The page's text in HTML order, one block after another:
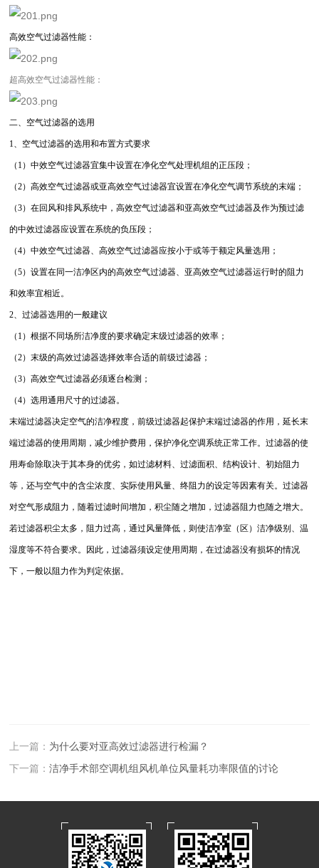
高效空气过滤器性能：
超高效空气过滤器性能：
二、空气过滤器的选用
1、空气过滤器的选用和布置方式要求
（1）中效空气过滤器宜集中设置在净化空气处理机组的正压段；
（2）高效空气过滤器或亚高效空气过滤器宜设置在净化空气调节系统的末端；
（3）在回风和排风系统中，高效空气过滤器和亚高效空气过滤器及作为预过滤
的中效过滤器应设置在系统的负压段；
（4）中效空气过滤器、高效空气过滤器应按小于或等于额定风量选用；
（5）设置在同一洁净区内的高效空气过滤器、亚高效空气过滤器运行时的阻力
和效率宜相近。
2、过滤器选用的一般建议
（1）根据不同场所洁净度的要求确定末级过滤器的效率；
（2）末级的高效过滤器选择效率合适的前级过滤器；
（3）高效空气过滤器必须逐台检测；
（4）选用通用尺寸的过滤器。
末端过滤器决定空气的洁净程度，前级过滤器起保护末端过滤器的作用，延长末
端过滤器的使用周期，减少维护费用，保护净化空调系统正常工作。过滤器的使
用寿命除取决于其本身的优劣，如过滤材料、过滤面积、结构设计、初始阻力
等，还与空气中的含尘浓度、实际使用风量、终阻力的设定等因素有关。过滤器
对空气形成阻力，随着过滤时间增加，积尘随之增加，过滤器阻力也随之增大。
若过滤器积尘太多，阻力过高，通过风量降低，则使洁净室（区）洁净级别、温
湿度等不符合要求。因此，过滤器须设定使用周期，在过滤器没有损坏的情况
下，一般以阻力作为判定依据。
上一篇： 为什么要对亚高效过滤器进行检漏？
下一篇：洁净手术部空调机组风机单位风量耗功率限值的讨论